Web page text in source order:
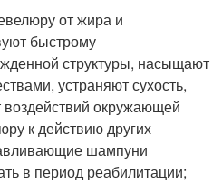
от жира и
быстрому
структуры, насыщают
устраняют сухость,
окружающей
к действию других
шампуни
в период реабилитации;